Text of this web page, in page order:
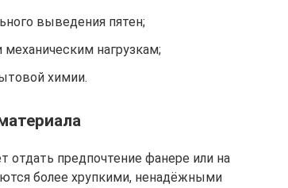
выведения пятен;
нагрузкам;
химии.
отдать предпочтение фанере или на
более хрупкими, ненадёжными